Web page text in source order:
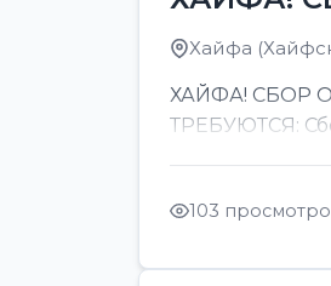
Хайфа
ХАЙФА! СБОР
ТРЕБУЮТСЯ:
103